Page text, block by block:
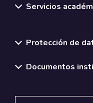
Servicios
Protección de
Documentos